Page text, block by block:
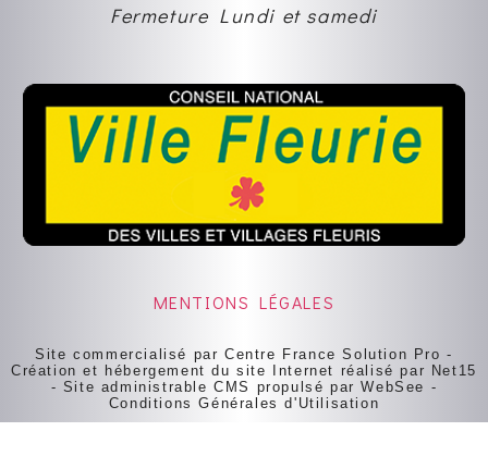
Fermeture Lundi et samedi
MENTIONS LÉGALES
Site commercialisé par Centre France Solution Pro -
Création et hébergement du site Internet réalisé par Net15
- Site administrable CMS propulsé par WebSee -
Conditions Générales d'Utilisation